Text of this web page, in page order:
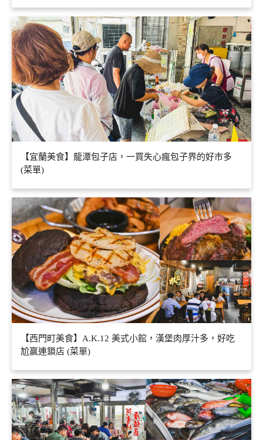
【宜蘭美食】龍潭包子店，一買失心瘋包子界的好市多
(菜單)
【西門町美食】A.K.12 美式小館，漢堡肉厚汁多，好吃
尬贏連鎖店 (菜單)